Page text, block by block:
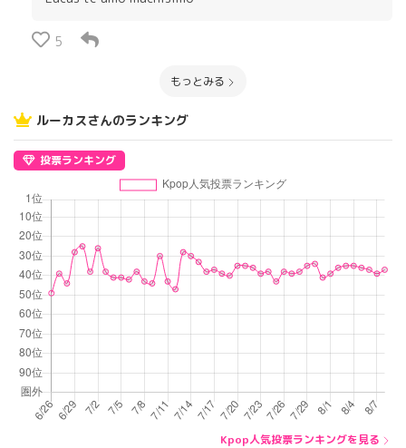
5
もっとみる
ルーカスさんのランキング
投票ランキング
Kpop人気投票ランキングを見る